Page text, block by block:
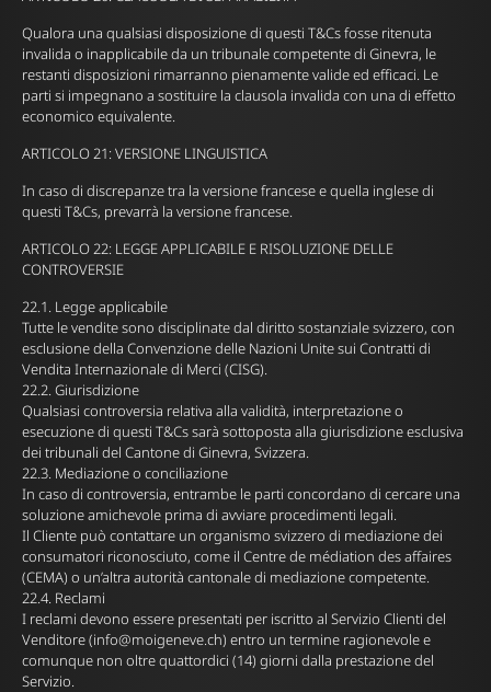
Qualora una qualsiasi disposizione di questi T&Cs fosse ritenuta
invalida o inapplicabile da un tribunale competente di Ginevra, le
restanti disposizioni rimarranno pienamente valide ed efficaci. Le
parti si impegnano a sostituire la clausola invalida con una di effetto
economico equivalente.
ARTICOLO 21: VERSIONE LINGUISTICA
In caso di discrepanze tra la versione francese e quella inglese di
questi T&Cs, prevarrà la versione francese.
ARTICOLO 22: LEGGE APPLICABILE E RISOLUZIONE DELLE
CONTROVERSIE
22.1. Legge applicabile
Tutte le vendite sono disciplinate dal diritto sostanziale svizzero, con
esclusione della Convenzione delle Nazioni Unite sui Contratti di
Vendita Internazionale di Merci (CISG).
22.2. Giurisdizione
Qualsiasi controversia relativa alla validità, interpretazione o
esecuzione di questi T&Cs sarà sottoposta alla giurisdizione esclusiva
dei tribunali del Cantone di Ginevra, Svizzera.
22.3. Mediazione o conciliazione
In caso di controversia, entrambe le parti concordano di cercare una
soluzione amichevole prima di avviare procedimenti legali.
Il Cliente può contattare un organismo svizzero di mediazione dei
consumatori riconosciuto, come il Centre de médiation des affaires
(CEMA) o un’altra autorità cantonale di mediazione competente.
22.4. Reclami
I reclami devono essere presentati per iscritto al Servizio Clienti del
Venditore (info@moigeneve.ch) entro un termine ragionevole e
comunque non oltre quattordici (14) giorni dalla prestazione del
Servizio.